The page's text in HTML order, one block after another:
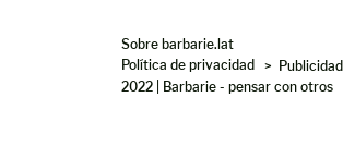
Sobre barbarie.lat
Política de privacidad
> Publicidad
2022 | Barbarie - pensar con otros